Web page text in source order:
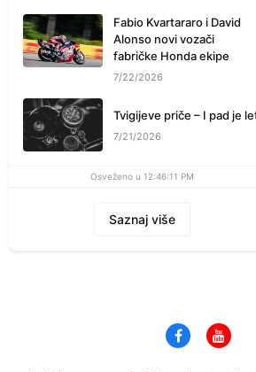
Fabio Kvartararo i David
Alonso novi vozači
fabričke Honda ekipe
7/22/2026
Tvigijeve priče – I pad je
7/21/2026
Osveženo u 12:46:11 PM
Saznaj više